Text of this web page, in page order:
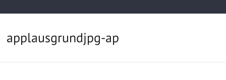
applausgrundjpg-ap